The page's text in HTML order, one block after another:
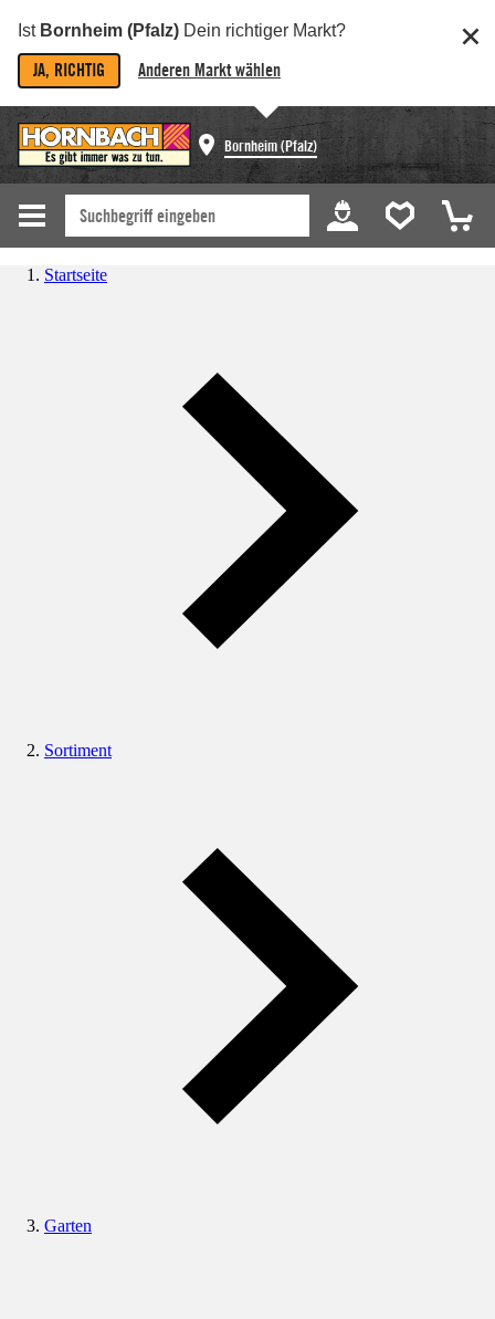
Ist Bornheim (Pfalz) Dein richtiger Markt?
JA, RICHTIG Anderen Markt wählen
Bornheim (Pfalz)
Startseite
Sortiment
Garten